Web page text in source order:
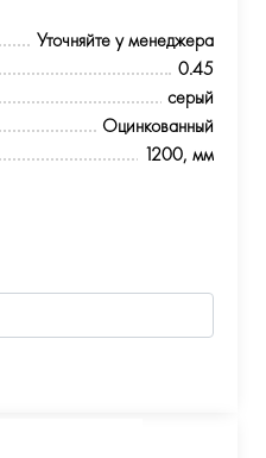
Уточняйте у менеджера
0.45
серый
Оцинкованный
1200, мм